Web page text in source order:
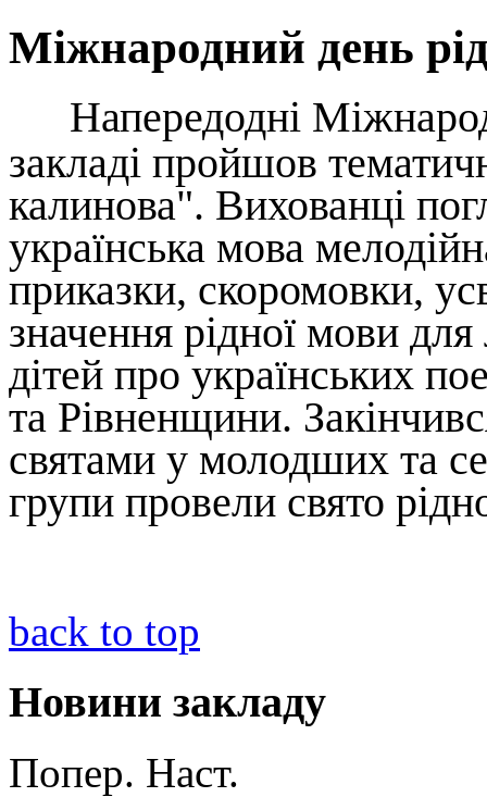
Міжнародний день
Напередодні
закладі пройшов
калинова". Вихованці
українська мова
приказки, скоромовки,
значення рідної мови
дітей про українських
та Рівненщини.
святами у молодших та
групи провели свято
back to top
Новини закладу
Попер. Наст.